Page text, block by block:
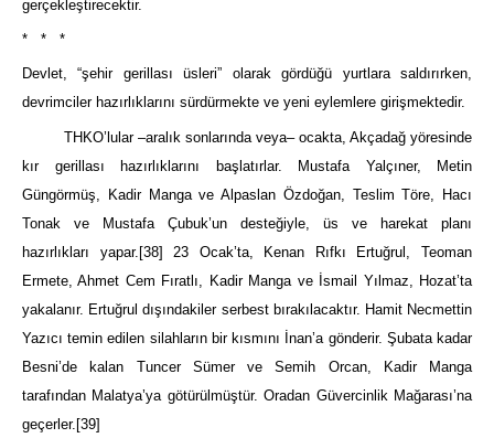
gerçekleştirecektir.
* * *
Devlet, “şehir gerillası üsleri” olarak gördüğü yurtlara saldırırken,
devrimciler hazırlıklarını sürdürmekte ve yeni eylemlere girişmektedir.
THKO’lular –aralık sonlarında veya– ocakta, Akçadağ yöresinde
kır gerillası hazırlıklarını başlatırlar. Mustafa Yalçıner, Metin
Güngörmüş, Kadir Manga ve Alpaslan Özdoğan, Teslim Töre, Hacı
Tonak ve Mustafa Çubuk’un desteğiyle, üs ve harekat planı
hazırlıkları yapar. [38] 23 Ocak’ta, Kenan Rıfkı Ertuğrul, Teoman
Ermete, Ahmet Cem Fıratlı, Kadir Manga ve İsmail Yılmaz, Hozat’ta
yakalanır. Ertuğrul dışındakiler serbest bırakılacaktır. Hamit Necmettin
Yazıcı temin edilen silahların bir kısmını İnan’a gönderir. Şubata kadar
Besni’de kalan Tuncer Sümer ve Semih Orcan, Kadir Manga
tarafından Malatya’ya götürülmüştür. Oradan Güvercinlik Mağarası’na
geçerler. [39]